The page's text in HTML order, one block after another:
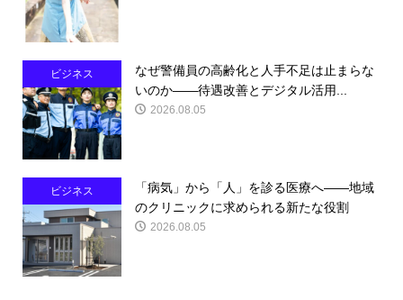
ビジネス
なぜ警備員の高齢化と人手不足は止まらな
いのか――待遇改善とデジタル活用...
2026.08.05
ビジネス
「病気」から「人」を診る医療へ――地域
のクリニックに求められる新たな役割
2026.08.05